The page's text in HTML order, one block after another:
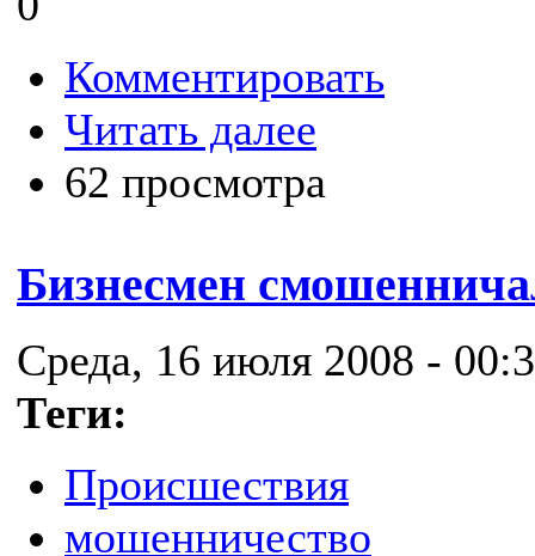
Комментировать
Читать далее
62 просмотра
Бизнесмен
Среда, 16 июля 2008 -
Теги:
Происшествия
мошенничество